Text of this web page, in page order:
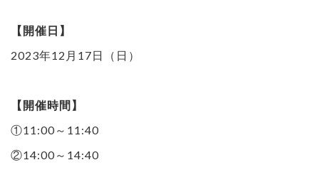
【開催日】
2023年12月17日（日）
【開催時間】
①11:00～11:40
②14:00～14:40